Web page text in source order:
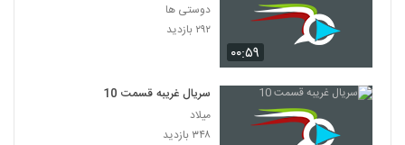
۰۰:۵۹
دوستی ها
۲۹۲ بازدید
سریال غریبه قسمت 10
میلاد
۳۴۸ بازدید